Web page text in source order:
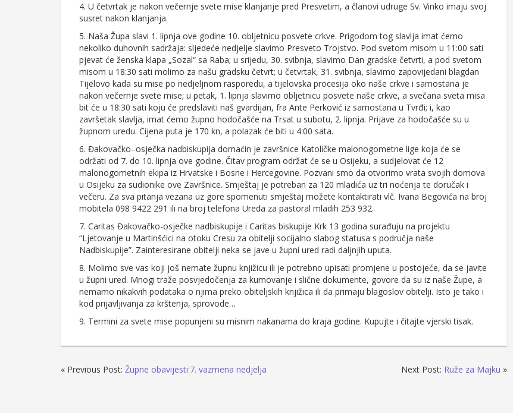
4. U četvrtak je nakon večernje svete mise klanjanje pred Presvetim, a članovi udruge Sv. Vinko imaju svoj
susret nakon klanjanja.
5. Naša Župa slavi 1. lipnja ove godine 10. obljetnicu posvete crkve. Prigodom tog slavlja imat ćemo
nekoliko duhovnih sadržaja: sljedeće nedjelje slavimo Presveto Trojstvo. Pod svetom misom u 11:00 sati
pjevat će ženska klapa „Sozal“ sa Raba; u srijedu, 30. svibnja, slavimo Dan gradske četvrti, a pod svetom
misom u 18:30 sati molimo za našu gradsku četvrt; u četvrtak, 31. svibnja, slavimo zapovijedani blagdan
Tijelovo kada su mise po nedjeljnom rasporedu, a tijelovska procesija oko naše crkve i samostana je
nakon večernje svete mise; u petak, 1. lipnja slavimo obljetnicu posvete naše crkve, a svečana sveta misa
bit će u 18:30 sati koju će predslaviti naš gvardijan, fra Ante Perković iz samostana u Tvrđi; i, kao
završetak slavlja, imat ćemo župno hodočašće na Trsat u subotu, 2. lipnja. Prijave za hodočašće su u
župnom uredu. Cijena puta je 170 kn, a polazak će biti u 4:00 sata.
6. Đakovačko–osječka nadbiskupija domaćin je završnice Katoličke malonogometne lige koja će se
održati od 7. do 10. lipnja ove godine. Čitav program održat će se u Osijeku, a sudjelovat će 12
malonogometnih ekipa iz Hrvatske i Bosne i Hercegovine. Pozvani smo da otvorimo vrata svojih domova
u Osijeku za sudionike ove Završnice. Smještaj je potreban za 120 mladića uz tri noćenja te doručak i
večeru. Za sva pitanja vezana uz gore spomenuti smještaj možete kontaktirati vlč. Ivana Begovića na broj
mobitela 098 9422 291 ili na broj telefona Ureda za pastoral mladih 253 932.
7. Caritas Đakovačko-osječke nadbiskupije i Caritas biskupije Krk 13 godina surađuju na projektu
“Ljetovanje u Martinšćici na otoku Cresu za obitelji socijalno slabog statusa s područja naše
Nadbiskupije”. Zainteresirane obitelji neka se jave u župni ured radi daljnjih uputa.
8. Molimo sve vas koji još nemate župnu knjižicu ili je potrebno upisati promjene u postojeće, da se javite
u župni ured. Mnogi traže posvjedočenja za kumovanje i slične dokumente, govore da su iz naše Župe, a
nemamo nikakvih podataka o njima preko obiteljskih knjižica ili da primaju blagoslov obitelji. Isto je tako i
kod prijavljivanja za krštenja, sprovode…
9. Termini za svete mise popunjeni su misnim nakanama do kraja godine. Kupujte i čitajte vjerski tisak.
« Previous Post: Župne obavijesti:7. vazmena nedjelja Next Post: Ruže za Majku »